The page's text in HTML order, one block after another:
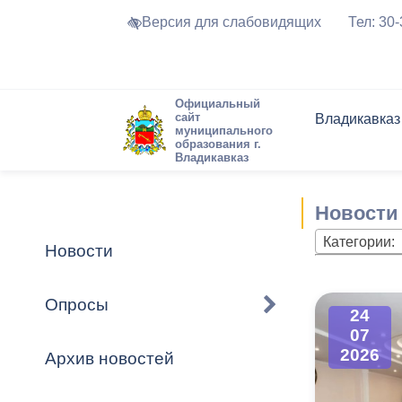
Версия для слабовидящих Тел:
Официальный
сайт
муниципального
образования г.
Владикавказ
Владикавказ
Устав города
Города-
городского
Торги и
Формы
Обратная
Комиссии
График
Новостная
Актуально
Новости
Опросы
Архив новостей
Новости
Категории:
24
07
2026